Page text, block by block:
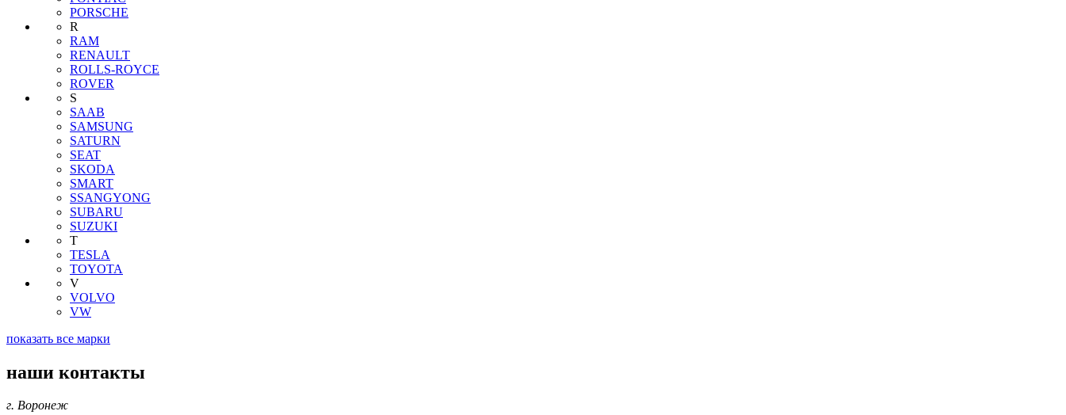
PORSCHE
R
RAM
RENAULT
ROLLS-ROYCE
ROVER
S
SAAB
SAMSUNG
SATURN
SEAT
SKODA
SMART
SSANGYONG
SUBARU
SUZUKI
T
TESLA
TOYOTA
V
VOLVO
VW
показать все марки
наши контакты
г. Воронеж